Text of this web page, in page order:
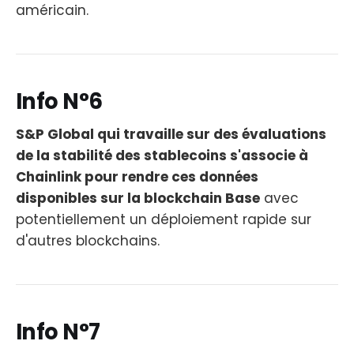
américain.
Info N°6
S&P Global qui travaille sur des évaluations
de la stabilité des stablecoins s'associe à
Chainlink pour rendre ces données
disponibles sur la blockchain Base avec
potentiellement un déploiement rapide sur
d'autres blockchains.
Info N°7